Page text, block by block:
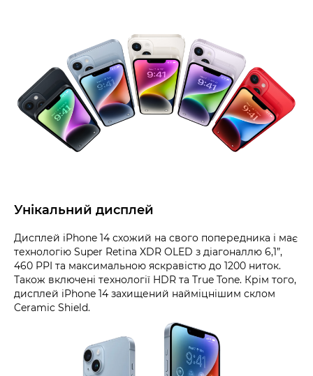
Унікальний дисплей
Дисплей iPhone 14 схожий на свого попередника і має
технологію Super Retina XDR OLED з діагоналлю 6,1”,
460 PPI та максимальною яскравістю до 1200 ниток.
Також включені технології HDR та True Tone. Крім того,
дисплей iPhone 14 захищений найміцнішим склом
Ceramic Shield.